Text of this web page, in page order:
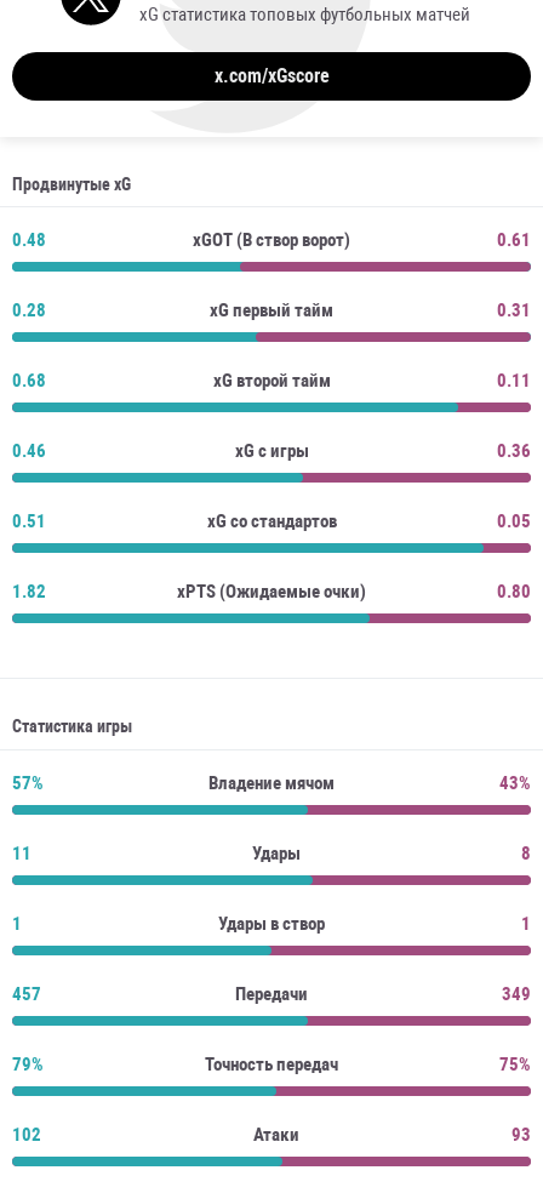
xG статистика топовых футбольных матчей
x.com/xGscore
Продвинутые xG
0.48 xGOT (В створ ворот) 0.61
0.28 xG первый тайм 0.31
0.68 xG второй тайм 0.11
0.46 xG с игры 0.36
0.51 xG со стандартов 0.05
1.82 xPTS (Ожидаемые очки) 0.80
Статистика игры
57% Владение мячом 43%
11 Удары 8
1 Удары в створ 1
457 Передачи 349
79% Точность передач 75%
102 Атаки 93